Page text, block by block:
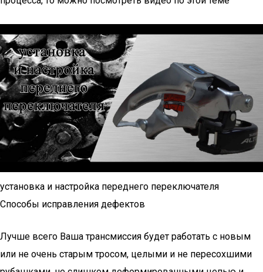
установка и настройка переднего переключателя
Способы исправления дефектов
Лучше всего Ваша трансмиссия будет работать с новым
или не очень старым тросом, целыми и не пересохшими